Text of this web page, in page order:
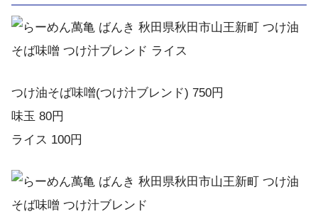
つけ油そば味噌(つけ汁ブレンド) 750円
味玉 80円
ライス 100円